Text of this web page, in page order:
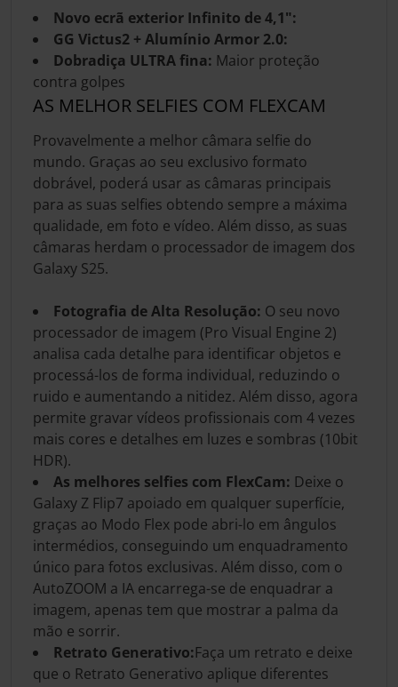
Novo ecrã exterior Infinito de 4,1":
GG Victus2 + Alumínio Armor 2.0:
Dobradiça ULTRA fina: Maior proteção
contra golpes
AS MELHOR SELFIES COM FLEXCAM
Provavelmente a melhor câmara selfie do
mundo. Graças ao seu exclusivo formato
dobrável, poderá usar as câmaras principais
para as suas selfies obtendo sempre a máxima
qualidade, em foto e vídeo. Além disso, as suas
câmaras herdam o processador de imagem dos
Galaxy S25.
Fotografia de Alta Resolução: O seu novo
processador de imagem (Pro Visual Engine 2)
analisa cada detalhe para identificar objetos e
processá-los de forma individual, reduzindo o
ruido e aumentando a nitidez. Além disso, agora
permite gravar vídeos profissionais com 4 vezes
mais cores e detalhes em luzes e sombras (10bit
HDR).
As melhores selfies com FlexCam: Deixe o
Galaxy Z Flip7 apoiado em qualquer superfície,
graças ao Modo Flex pode abri-lo em ângulos
intermédios, conseguindo um enquadramento
único para fotos exclusivas. Além disso, com o
AutoZOOM a IA encarrega-se de enquadrar a
imagem, apenas tem que mostrar a palma da
mão e sorrir.
Retrato Generativo:Faça um retrato e deixe
que o Retrato Generativo aplique diferentes